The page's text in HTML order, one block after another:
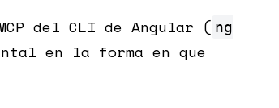
del CLI de Angular ( ng
en la forma en que